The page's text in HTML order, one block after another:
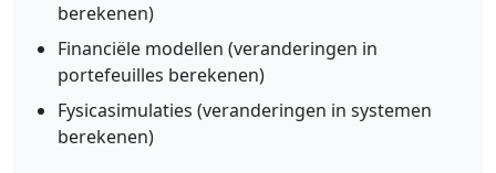
berekenen)
Financiële modellen (veranderingen in
portefeuilles berekenen)
Fysicasimulaties (veranderingen in systemen
berekenen)